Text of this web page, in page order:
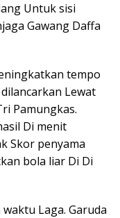
Untuk sisi
Gawang Daffa
tempo
Lewat
Pamungkas.
Di menit
Skor penyama
bola liar Di Di
Laga. Garuda